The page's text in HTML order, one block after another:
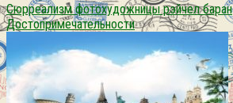
Сюрреализм фотохудожницы рэйчел баран
Достопримечательности